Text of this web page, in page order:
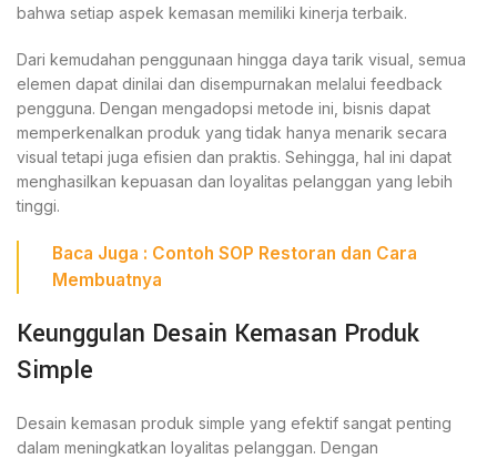
bahwa setiap aspek kemasan memiliki kinerja terbaik.
Dari kemudahan penggunaan hingga daya tarik visual, semua
elemen dapat dinilai dan disempurnakan melalui feedback
pengguna. Dengan mengadopsi metode ini, bisnis dapat
memperkenalkan produk yang tidak hanya menarik secara
visual tetapi juga efisien dan praktis. Sehingga, hal ini dapat
menghasilkan kepuasan dan loyalitas pelanggan yang lebih
tinggi.
Baca Juga : Contoh SOP Restoran dan Cara
Membuatnya
Keunggulan Desain Kemasan Produk
Simple
Desain kemasan produk simple yang efektif sangat penting
dalam meningkatkan loyalitas pelanggan. Dengan